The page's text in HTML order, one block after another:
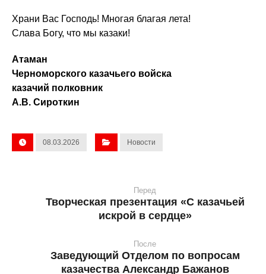
Храни Вас Господь! Многая благая лета!
Слава Богу, что мы казаки!
Атаман
Черноморского казачьего войска
казачий полковник
А.В. Сироткин
08.03.2026 Новости
Перед
Творческая презентация «С казачьей
искрой в сердце»
После
Заведующий Отделом по вопросам
казачества Александр Бажанов